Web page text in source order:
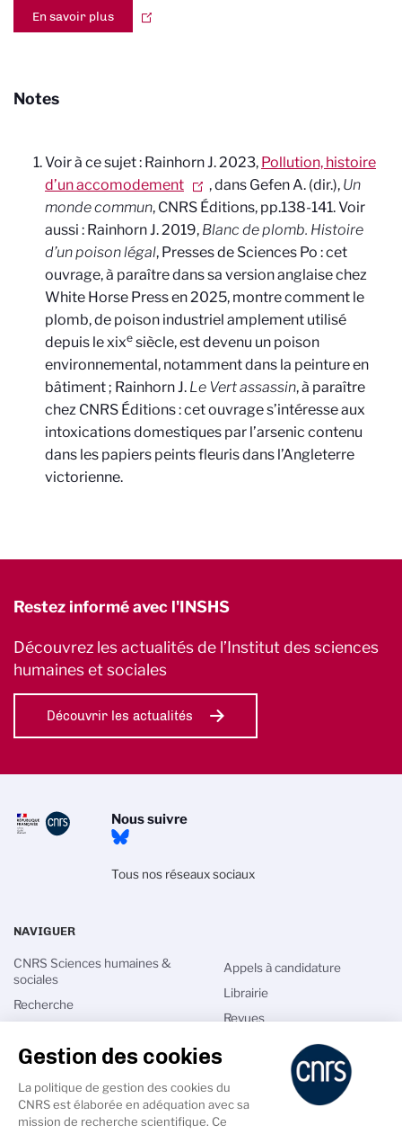
En savoir plus
Notes
Voir à ce sujet : Rainhorn J. 2023, Pollution, histoire
d’un accomodement
,dans Gefen A. (dir.), Un
monde commun, CNRS Éditions, pp.138-141.Voir
aussi : Rainhorn J. 2019, Blanc de plomb. Histoire
d’un poison légal, Presses de Sciences Po : cet
ouvrage, à paraître dans sa version anglaise chez
White Horse Press en 2025, montre comment le
plomb, de poison industriel amplement utilisé
depuis lexixe siècle, est devenu un poison
environnemental, notamment dans la peinture en
bâtiment ; Rainhorn J. Le Vert assassin, à paraître
chez CNRS Éditions : cet ouvrage s’intéresse aux
intoxications domestiques par l’arsenic contenu
dans les papiers peints fleuris dans l’Angleterre
victorienne.
Restez informé avec l'INSHS
Découvrez les actualités de l’Institut des sciences
humaines et sociales
Découvrir les actualités
Nous suivre
Tous nos réseaux sociaux
NAVIGUER
CNRS Sciences humaines &
sociales
Recherche
International
Talents
Actualités
Appels à candidature
Librairie
Revues
Intranet
Gestion des cookies
La politique de gestion des cookies du
CNRS est élaborée en adéquation avec sa
mission de recherche scientifique. Ce